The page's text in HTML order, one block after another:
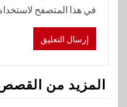
في هذا المتصفح
المزيد من